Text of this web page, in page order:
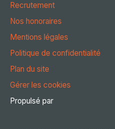
Recrutement
Nos honoraires
Mentions légales
Politique de confidentialité
Plan du site
Gérer les cookies
Propulsé par